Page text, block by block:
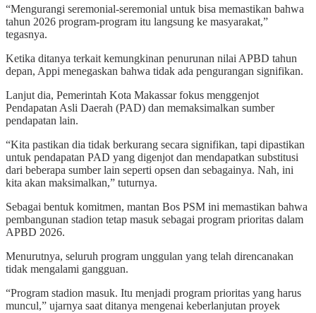
“Mengurangi seremonial-seremonial untuk bisa memastikan bahwa
tahun 2026 program-program itu langsung ke masyarakat,”
tegasnya.
Ketika ditanya terkait kemungkinan penurunan nilai APBD tahun
depan, Appi menegaskan bahwa tidak ada pengurangan signifikan.
Lanjut dia, Pemerintah Kota Makassar fokus menggenjot
Pendapatan Asli Daerah (PAD) dan memaksimalkan sumber
pendapatan lain.
“Kita pastikan dia tidak berkurang secara signifikan, tapi dipastikan
untuk pendapatan PAD yang digenjot dan mendapatkan substitusi
dari beberapa sumber lain seperti opsen dan sebagainya. Nah, ini
kita akan maksimalkan,” tuturnya.
Sebagai bentuk komitmen, mantan Bos PSM ini memastikan bahwa
pembangunan stadion tetap masuk sebagai program prioritas dalam
APBD 2026.
Menurutnya, seluruh program unggulan yang telah direncanakan
tidak mengalami gangguan.
“Program stadion masuk. Itu menjadi program prioritas yang harus
muncul,” ujarnya saat ditanya mengenai keberlanjutan proyek